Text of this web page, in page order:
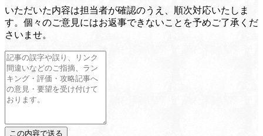
いただいた内容は担当者が確認のうえ、順次対応いたしま
す。個々のご意見にはお返事できないことを予めご了承くだ
さいませ。